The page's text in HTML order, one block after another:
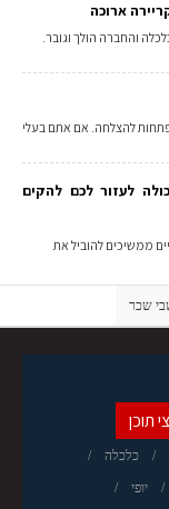
ארוכה
והחברה הולך וגובר.
להצלחה. אם אתם בעלי
לעזור לכם להקים
ממשיכים להוביל את
שכר
תוכן
כלכלה
יופי